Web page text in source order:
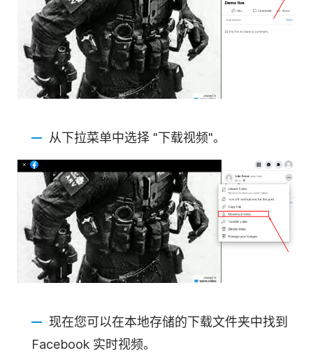
从下拉菜单中选择 "下载视频"。
现在您可以在本地存储的下载文件夹中找到
Facebook 实时视频。